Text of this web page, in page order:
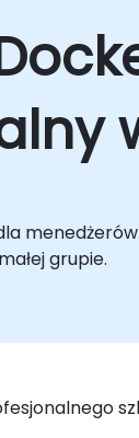
menedżerów
grupie.